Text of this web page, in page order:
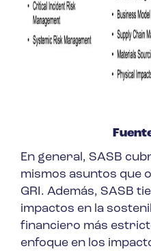
En general, SASB
mismos asuntos que
GRI. Además, SASB
impactos en la
financiero más
enfoque en los